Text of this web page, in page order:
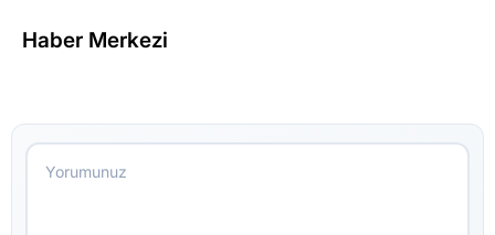
Haber Merkezi